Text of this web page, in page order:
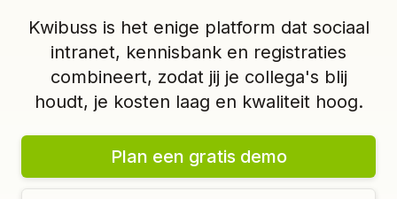
Kwibuss is het enige platform dat sociaal
intranet, kennisbank en registraties
combineert, zodat jij je collega's blij
houdt, je kosten laag en kwaliteit hoog.
Plan een gratis demo